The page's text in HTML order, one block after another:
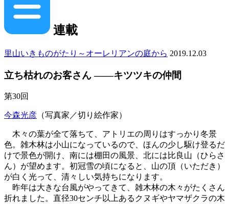
連載
里山いきものがたり～オーレリアンの庭から 2019.12.03
立ち枯れのお客さん ――キツツキの仲間
第30回
今森光彦 （写真家／切り絵作家）
木々の葉が全て落ちて、アトリエの周りはすっかり冬景
色。雑木林は小山になっているので、ほんの少し駆け登るだ
けで景色が開け、南には棚田の風景、北には比良山（ひらさ
ん）が望めます。初冠雪の頃になると、山の頂（いただき）
が白く光って、清々しい気持ちになります。
昨年は大きな台風がやってきて、雑木林の木々がたくさん
折れました。直径30センチ以上あるクヌギやヤマザクラの木